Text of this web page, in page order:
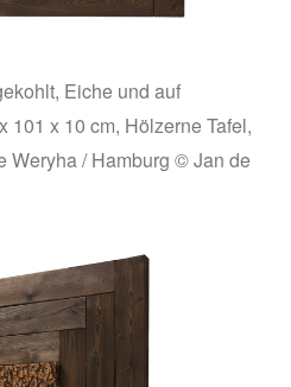
Eiche und auf
101 x 10 cm, Hölzerne Tafel,
Weryha / Hamburg © Jan de